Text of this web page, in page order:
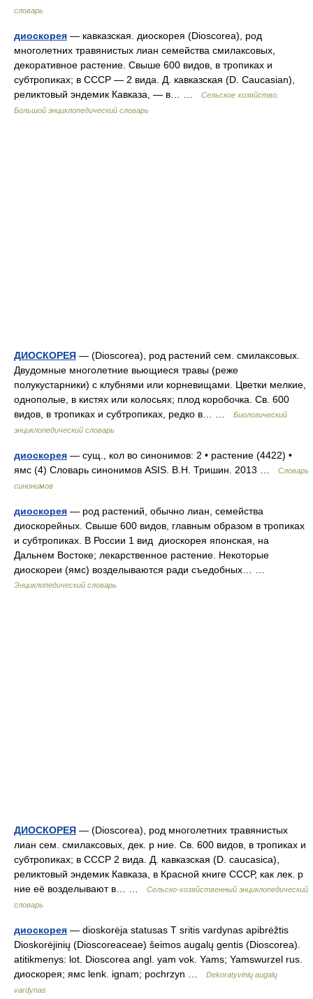
словарь
диоскорея — кавказская. диоскорея (Dioscorea), род
многолетних травянистых лиан семейства смилаксовых,
декоративное растение. Свыше 600 видов, в тропиках и
субтропиках; в СССР — 2 вида. Д. кавказская (D. Caucasian),
реликтовый эндемик Кавказа, — в… …
Сельское хозяйство.
Большой энциклопедический словарь
ДИОСКОРЕЯ — (Dioscorea), род растений сем. смилаксовых.
Двудомные многолетние вьющиеся травы (реже
полукустарники) с клубнями или корневищами. Цветки мелкие,
однополые, в кистях или колосьях; плод коробочка. Св. 600
видов, в тропиках и субтропиках, редко в… …
Биологический
энциклопедический словарь
диоскорея — сущ., кол во синонимов: 2 • растение (4422) •
ямс (4) Словарь синонимов ASIS. В.Н. Тришин. 2013 …
Словарь
синонимов
диоскорея — род растений, обычно лиан, семейства
диоскорейных. Свыше 600 видов, главным образом в тропиках
и субтропиках. В России 1 вид диоскорея японская, на
Дальнем Востоке; лекарственное растение. Некоторые
диоскореи (ямс) возделываются ради съедобных… …
Энциклопедический словарь
ДИОСКОРЕЯ — (Dioscorea), род многолетних травянистых
лиан сем. смилаксовых, дек. р ние. Св. 600 видов, в тропиках и
субтропиках; в СССР 2 вида. Д. кавказская (D. caucasica),
реликтовый эндемик Кавказа, в Красной книге СССР, как лек. р
ние её возделывают в… …
Сельско-хозяйственный энциклопедический
словарь
диоскорея — dioskorėja statusas T sritis vardynas apibrėžtis
Dioskorėjinių (Dioscoreaceae) šeimos augalų gentis (Dioscorea).
atitikmenys: lot. Dioscorea angl. yam vok. Yams; Yamswurzel rus.
диоскорея; ямс lenk. ignam; pochrzyn …
Dekoratyvinių augalų
vardynas